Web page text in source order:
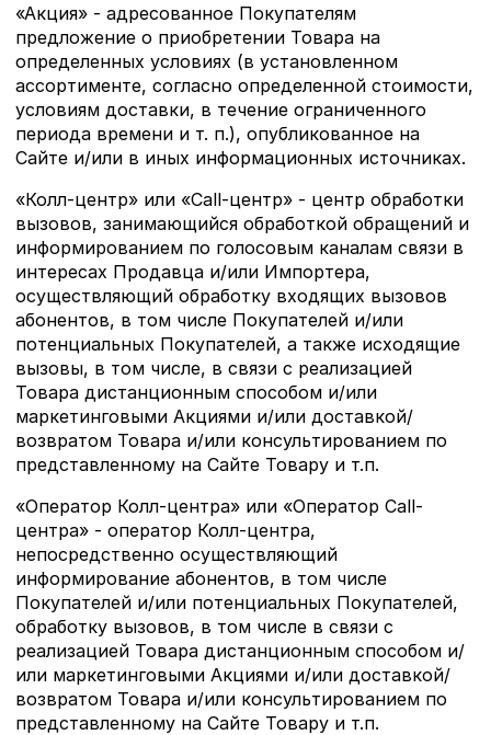
«Акция» - адресованное Покупателям
предложение о приобретении Товара на
определенных условиях (в установленном
ассортименте, согласно определенной стоимости,
условиям доставки, в течение ограниченного
периода времени и т. п.), опубликованное на
Сайте и/или в иных информационных источниках.
«Колл-центр» или «Call-центр» - центр обработки
вызовов, занимающийся обработкой обращений и
информированием по голосовым каналам связи в
интересах Продавца и/или Импортера,
осуществляющий обработку входящих вызовов
абонентов, в том числе Покупателей и/или
потенциальных Покупателей, а также исходящие
вызовы, в том числе, в связи с реализацией
Товара дистанционным способом и/или
маркетинговыми Акциями и/или доставкой/
возвратом Товара и/или консультированием по
представленному на Сайте Товару и т.п.
«Оператор Колл-центра» или «Оператор Call-
центра» - оператор Колл-центра,
непосредственно осуществляющий
информирование абонентов, в том числе
Покупателей и/или потенциальных Покупателей,
обработку вызовов, в том числе в связи с
реализацией Товара дистанционным способом и/
или маркетинговыми Акциями и/или доставкой/
возвратом Товара и/или консультированием по
представленному на Сайте Товару и т.п.